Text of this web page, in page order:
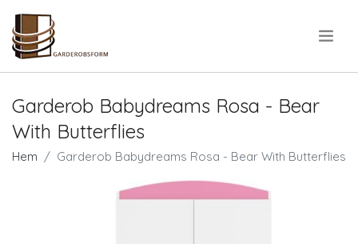
Garderob Babydreams Rosa - Bear
With Butterflies
Hem Garderob Babydreams Rosa - Bear With Butterflies